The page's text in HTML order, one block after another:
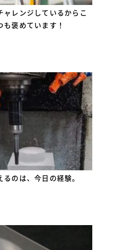
ャレンジしているからこ
褒めています！
のは、今日の経験。